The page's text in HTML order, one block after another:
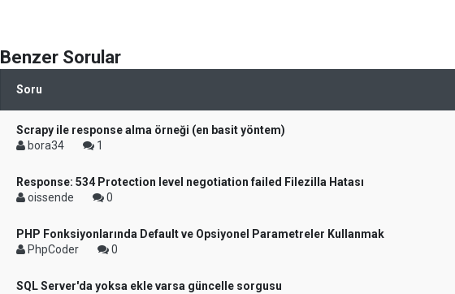
Benzer Sorular
Soru
Scrapy ile response alma örneği (en basit yöntem)
bora34
1
Response: 534 Protection level negotiation failed Filezilla Hatası
oissende
0
PHP Fonksiyonlarında Default ve Opsiyonel Parametreler Kullanmak
PhpCoder
0
SQL Server'da yoksa ekle varsa güncelle sorgusu